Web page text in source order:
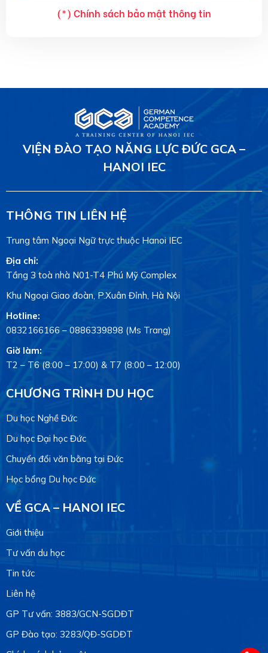
(*) Chính sách bảo mật thông tin
VIỆN ĐÀO TẠO NĂNG LỰC ĐỨC GCA –
HANOI IEC
THÔNG TIN LIÊN HỆ
Trung tâm Ngoại Ngữ trực thuộc Hanoi IEC
Địa chỉ:
Tầng 3 toà nhà N01-T4 Phú Mỹ Complex
Khu Ngoại Giao đoàn, P.Xuân Đỉnh, Hà Nội
Hotline:
0832166166 –0886339898 (Ms Trang)
Giờ làm:
T2 – T6 (8:00 – 17:00) & T7 (8:00 – 12:00)
CHƯƠNG TRÌNH DU HỌC
Du học Nghề Đức
Du học Đại học Đức
Chuyển đổi văn bằng tại Đức
Học bổng Du học Đức
VỀ GCA – HANOI IEC
Giới thiệu
Tư vấn du học
Tin tức
Liên hệ
GP Tư vấn: 3883/GCN-SGDĐT
GP Đào tạo: 3283/QĐ-SGDĐT